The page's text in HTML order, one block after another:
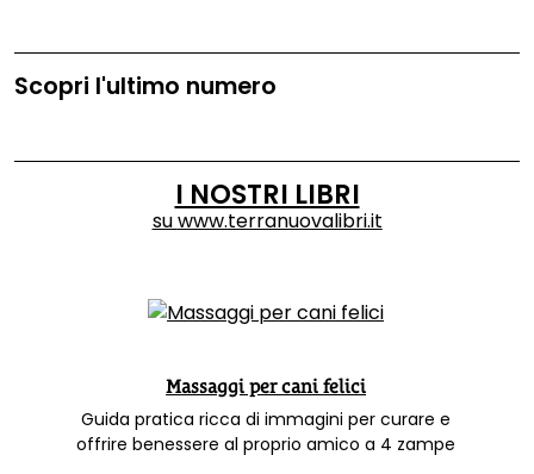
Scopri l'ultimo numero
I NOSTRI LIBRI
suwww.terranuovalibri.it
Massaggi per cani felici
Guida pratica ricca di immagini per curare e
offrire benessere al proprio amico a 4 zampe